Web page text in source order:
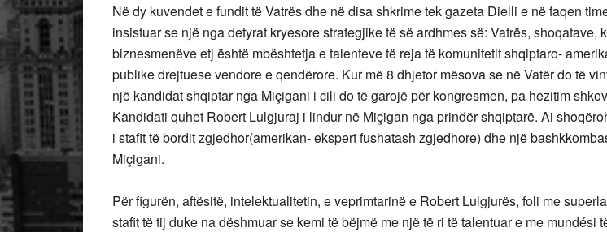
Në dy kuvendet e fundit të Vatrës dhe në disa shkrime tek gazeta Dielli e në faqen
insistuar se një nga detyrat kryesore strategjike të së ardhmes së: Vatrës, shoqatave,
biznesmenëve etj është mbështetja e talenteve të reja të komunitetit shqiptaro-
publike drejtuese vendore e qendërore. Kur më 8 dhjetor mësova se në Vatër do të
një kandidat shqiptar nga Miçigani i cili do të garojë për kongresmen, pa hezitim
Kandidati quhet Robert Lulgjuraj i lindur në Miçigan nga prindër shqiptarë. Ai
i stafit të bordit zgjedhor(amerikan- ekspert fushatash zgjedhore) dhe një
Miçigani.
Për figurën, aftësitë, intelektualitetin, e veprimtarinë e Robert Lulgjurës, foli me
stafit të tij duke na dëshmuar se kemi të bëjmë me një të ri të talentuar e me mundési